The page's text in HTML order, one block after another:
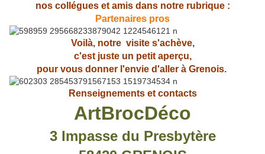
nos collégues et amis dans notre rubrique :
Partenaires pros
Voilà, notre visite s'achève,
c'est juste un petit aperçu,
pour vous donner l'envie d'aller à Grenois.
Renseignements et contacts
ArtBrocDéco
3 Impasse du Presbytère